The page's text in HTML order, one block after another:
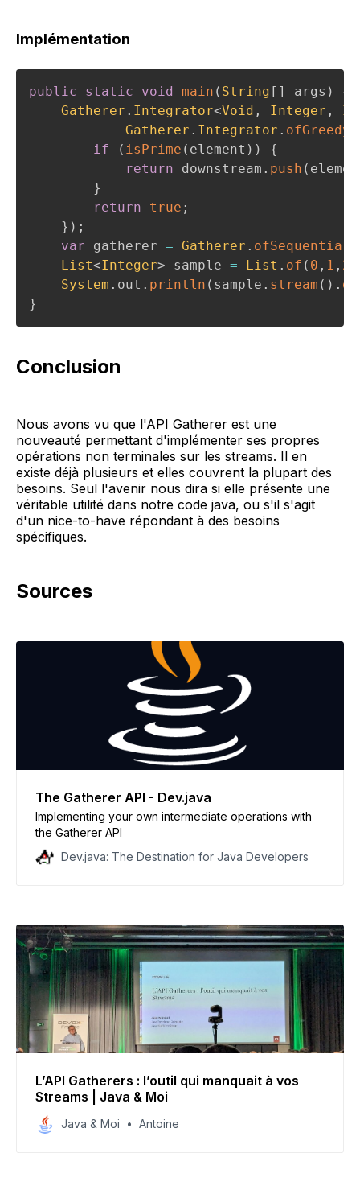
Implémentation
public static void main ( String [ ] args )
{
Gatherer . Integrator<Void , Integer ,
Gatherer . Integrator . ofGreedy
if
( isPrime ( element ) )
{
return downstream . push (
}
return
true ;
} ) ;
var gatherer = Gatherer . ofSequential
List<Integer> sample = List . of ( 0 , 1 , 2
System . out . println ( sample . stream ( ) .
}
Conclusion
Nous avons vu que l'API Gatherer est une
nouveauté permettant d'implémenter ses propres
opérations non terminales sur les streams. Il en
existe déjà plusieurs et elles couvrent la plupart des
besoins. Seul l'avenir nous dira si elle présente une
véritable utilité dans notre code java, ou s'il s'agit
d'un nice-to-have répondant à des besoins
spécifiques.
Sources
The Gatherer API - Dev.java
Implementing your own intermediate operations with
the Gatherer API
Dev.java: The Destination for Java Developers
L’API Gatherers : l’outil qui manquait à vos
Streams | Java & Moi
Java & Moi Antoine